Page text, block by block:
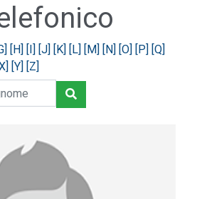
[H] [I] [J] [K] [L] [M] [N] [O] [P] [Q]
[Y] [Z]